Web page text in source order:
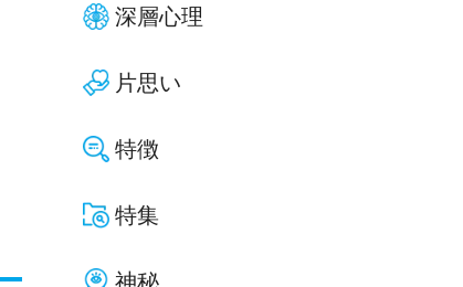
深層心理
片思い
特徴
特集
神秘